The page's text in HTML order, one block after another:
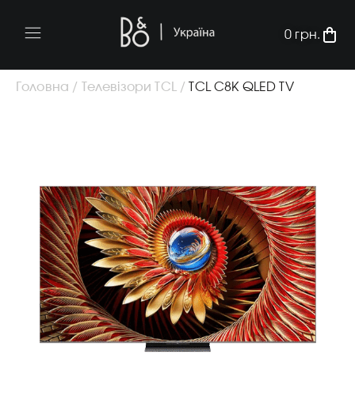
0 грн.
Головна / Телевізори TCL /TCL C8K QLED TV